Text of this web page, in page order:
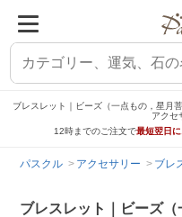
ブレスレット｜ビーズ（一点もの，星月
アクセ
12時までのご注文で最短翌日
パスクル アクセサリー ブレ
ブレスレット｜ビーズ（